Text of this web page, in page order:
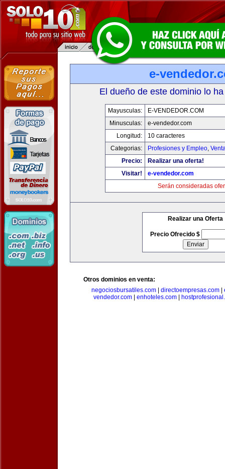
e-
El dueño de este dominio lo
Mayusculas:
E-VENDEDOR.COM
Minusculas:
e-vendedor.com
Longitud:
10 caracteres
Categorias:
Profesiones y Empleo,
Precio:
Realizar una oferta!
Visitar!
e-vendedor.com
Serán consideradas
Realizar una Oferta
Precio Ofrecido $
Otros dominios en venta:
negociosbursatiles.com
directoempresas.com
vendedor.com
enhoteles.com